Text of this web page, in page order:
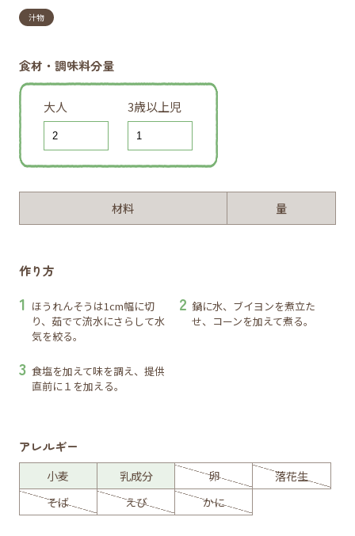
汁物
食材・調味料分量
大人 3歳以上児
材料 量
作り方
ほうれんそうは1cm幅に切
り、茹でて流水にさらして水
気を絞る。
鍋に水、ブイヨンを煮立た
せ、コーンを加えて煮る。
食塩を加えて味を調え、提供
直前に１を加える。
アレルギー
小麦 乳成分 卵
落花生
そば
えび かに